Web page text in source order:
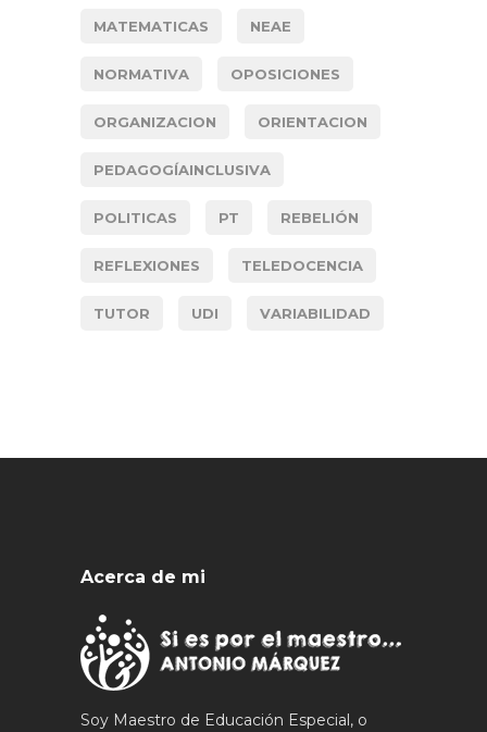
MATEMATICAS NEAE
NORMATIVA OPOSICIONES
ORGANIZACION ORIENTACION
PEDAGOGÍAINCLUSIVA
POLITICAS PT REBELIÓN
REFLEXIONES TELEDOCENCIA
TUTOR UDI VARIABILIDAD
Acerca de mi
Soy Maestro de Educación Especial, o